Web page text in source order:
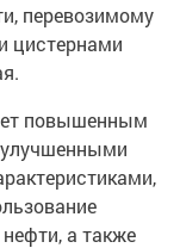
перевозимому
цистернами
повышенным
улучшенными
а также